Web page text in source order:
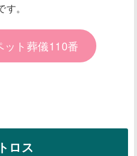
。
ット葬儀110番
ロス